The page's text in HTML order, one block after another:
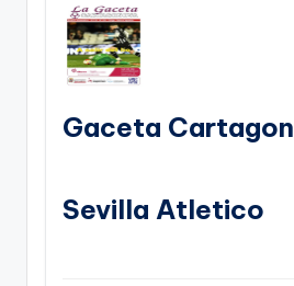
Gaceta
Sevilla Atletico